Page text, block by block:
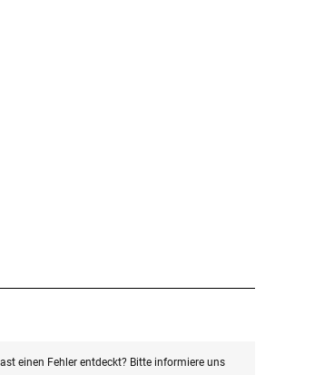
einen Fehler entdeckt? Bitte informiere uns